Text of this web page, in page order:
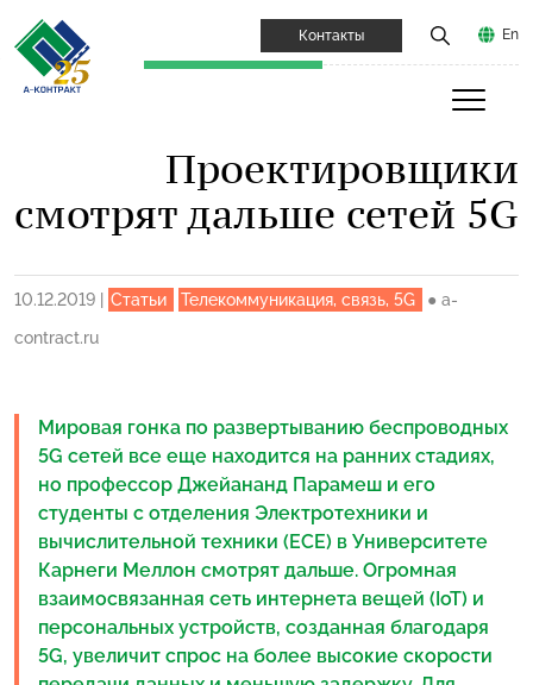
Контакты En
Проектировщики
смотрят дальше сетей 5G
10.12.2019 Статьи Телекоммуникация, связь, 5G ● a-
contract.ru
Мировая гонка по развертыванию беспроводных
5G сетей все еще находится на ранних стадиях,
но профессор Джейананд Парамеш и его
студенты с отделения Электротехники и
вычислительной техники (ЕСЕ) в Университете
Карнеги Меллон смотрят дальше. Огромная
взаимосвязанная сеть интернета вещей (IoT) и
персональных устройств, созданная благодаря
5G, увеличит спрос на более высокие скорости